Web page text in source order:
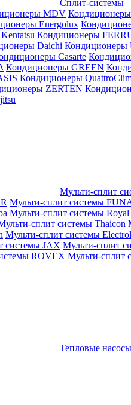
Сплит-системы
MDV Кондиционеры
Energolux
Кондиционеры
Daichi Кондиционеры
Casarte
Кондиционеры GREEN
Кондиционеры
ZERTEN
Мульти-сплит
Мульти-сплит системы
Мульти-сплит системы Royal
сплит системы Thaicon
Мульти-сплит системы
системы JAX Мульти-сплит
ROVEX Мульти-сплит
Тепловые насосы